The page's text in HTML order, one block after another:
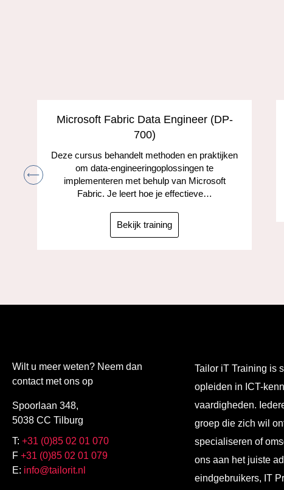
Microsoft Fabric Data Engineer (DP-
700)
Deze cursus behandelt methoden en praktijken
om data-engineeringoplossingen te
implementeren met behulp van Microsoft
Fabric. Je leert hoe je effectieve…
Bekijk training
Wilt u meer weten? Neem dan
contact met ons op
Spoorlaan 348,
5038 CC Tilburg
T: +31 (0)85 02 01 070
F +31 (0)85 02 01 079
E: info@tailorit.nl
Tailor iT Training is
opleiden in ICT-
vaardigheden.
groep die zich wil
specialiseren of
ons aan het juiste
eindgebruikers, IT